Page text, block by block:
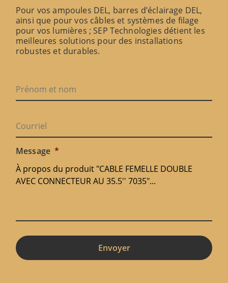
Pour vos ampoules DEL, barres d’éclairage DEL,
ainsi que pour vos câbles et systèmes de filage
pour vos lumières ; SEP Technologies détient les
meilleures solutions pour des installations
robustes et durables.
Message *